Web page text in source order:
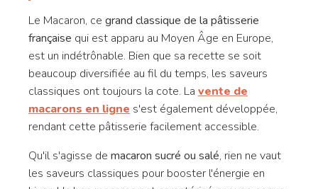
Le Macaron, ce grand classique de la pâtisserie
française qui est apparu au Moyen Âge en Europe,
est un indétrônable. Bien que sa recette se soit
beaucoup diversifiée au fil du temps, les saveurs
classiques ont toujours la cote. La vente de
macarons en ligne s'est également développée,
rendant cette pâtisserie facilement accessible.
Qu'il s'agisse de macaron sucré ou salé, rien ne vaut
les saveurs classiques pour booster l'énergie en